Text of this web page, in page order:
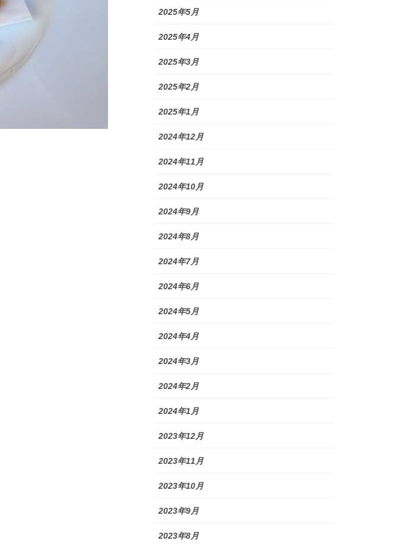
2025年5月
2025年4月
2025年3月
2025年2月
2025年1月
2024年12月
2024年11月
2024年10月
2024年9月
2024年8月
2024年7月
2024年6月
2024年5月
2024年4月
2024年3月
2024年2月
2024年1月
2023年12月
2023年11月
2023年10月
2023年9月
2023年8月